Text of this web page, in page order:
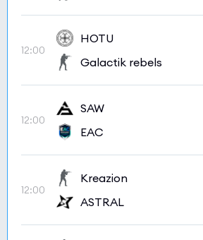
12:00
HOTU
Galactik rebels
12:00
SAW
EAC
12:00
Kreazion
ASTRAL